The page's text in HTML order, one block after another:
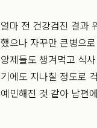
얼마 전 건강검진 결과
했으나 자꾸만 큰병으
양제들도 챙겨먹고 식
기에도 지나칠 정도로
예민해진 것 같아 남편